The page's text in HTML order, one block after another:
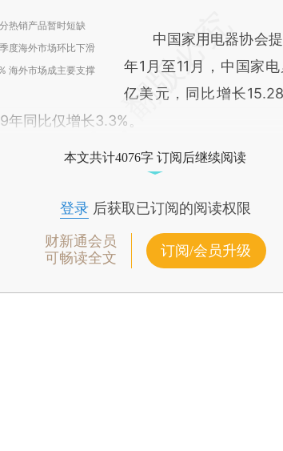
热销产品暂时短缺
度海外市场环比下滑
海外市场成主要支撑
中国家用电器协会提
年1月至11月，中国家
亿美元，同比增长
年同比仅增长3.3%。
本文共计4076字 订阅后继续阅读
登录后获取已订阅的阅读权限
财新通会员
可畅读全文
订阅/会员升级